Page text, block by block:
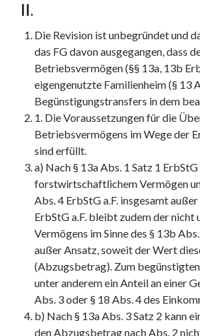
II.
Die Revision ist unbegründet und
das FG davon ausgegangen, dass
Betriebsvermögen (§§ 13a, 13b
eigengenutzte Familienheim (§ 13
Begünstigungstransfers in dem
1. Die Voraussetzungen für die
Betriebsvermögens im Wege der
sind erfüllt.
a) Nach § 13a Abs. 1 Satz 1
forstwirtschaftlichem Vermögen
Abs. 4 ErbStG a.F. insgesamt
ErbStG a.F. bleibt zudem der nicht
Vermögens im Sinne des § 13b
außer Ansatz, soweit der Wert
(Abzugsbetrag). Zum begünstigten
unter anderem ein Anteil an einer
Abs. 3 oder § 18 Abs. 4 des
b) Nach § 13a Abs. 3 Satz 2 kann
den Abzugsbetrag nach Abs. 2